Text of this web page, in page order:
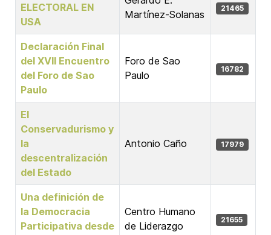
ELECTORAL EN
USA
Martínez-Solanas
21465
Declaración Final
del XVII Encuentro
del Foro de Sao
Paulo
Foro de Sao
Paulo
16782
El
Conservadurismo y
la
descentralización
del Estado
Antonio Caño 17979
Una definición de
la Democracia
Participativa desde
Centro Humano
de Liderazgo
21655